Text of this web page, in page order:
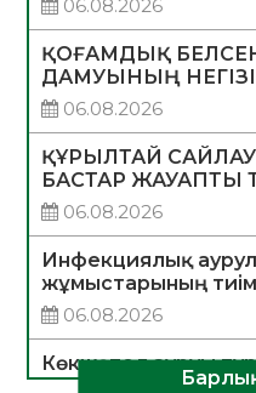
06.08.2026
ҚОҒАМДЫҚ
ДАМУЫНЫҢ НЕГІЗІ
06.08.2026
ҚҰРЫЛТАЙ
БАСТАР ЖАУАПТЫ
06.08.2026
Инфекциялық
жұмыстарының
06.08.2026
Көкжөтел ауруы